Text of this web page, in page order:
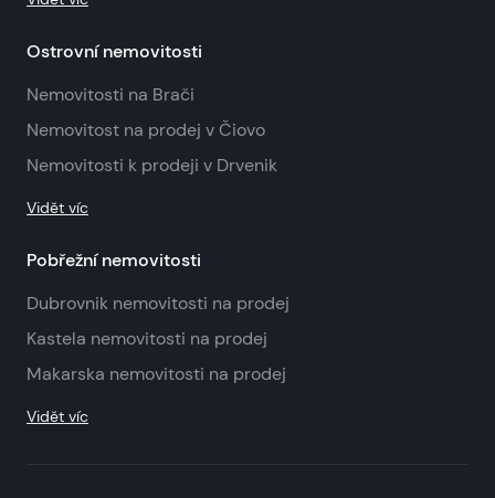
Ostrovní nemovitosti
Nemovitosti na Brači
Nemovitost na prodej v Čiovo
Nemovitosti k prodeji v Drvenik
Vidět víc
Pobřežní nemovitosti
Dubrovnik nemovitosti na prodej
Kastela nemovitosti na prodej
Makarska nemovitosti na prodej
Vidět víc